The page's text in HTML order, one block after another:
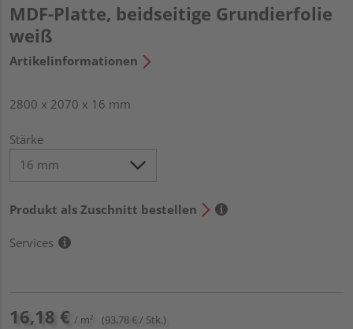
MDF-Platte, beidseitige Grundierfolie
weiß
Artikelinformationen
2800 x 2070 x 16 mm
Stärke
Produkt als Zuschnitt bestellen
Services
16,18 € / m² (93,78 € / Stk.)